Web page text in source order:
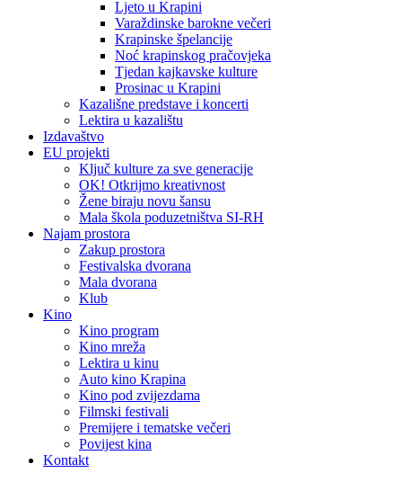
Ljeto u Krapini
Varaždinske barokne večeri
Krapinske špelancije
Noć krapinskog pračovjeka
Tjedan kajkavske kulture
Prosinac u Krapini
Kazališne predstave i koncerti
Lektira u kazalištu
Izdavaštvo
EU projekti
Ključ kulture za sve generacije
OK! Otkrijmo kreativnost
Žene biraju novu šansu
Mala škola poduzetništva SI-RH
Najam prostora
Zakup prostora
Festivalska dvorana
Mala dvorana
Klub
Kino
Kino program
Kino mreža
Lektira u kinu
Auto kino Krapina
Kino pod zvijezdama
Filmski festivali
Premijere i tematske večeri
Povijest kina
Kontakt